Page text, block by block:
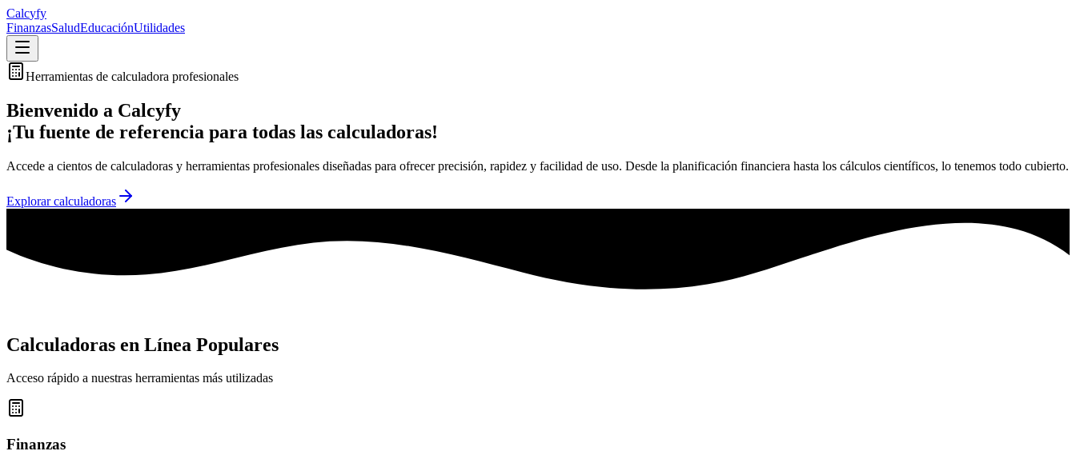
Calcyfy
FinanzasSaludEducaciónUtilidades
Herramientas de calculadora profesionales
Bienvenido a Calcyfy
¡Tu fuente de referencia para todas las calculadoras!
Accede a cientos de calculadoras y herramientas profesionales diseñadas para ofrecer precisión, rapidez y facilidad de uso. Desde la planificación financiera hasta los cálculos científicos, lo tenemos todo cubierto.
Explorar calculadoras
Calculadoras en Línea Populares
Acceso rápido a nuestras herramientas más utilizadas
Finanzas